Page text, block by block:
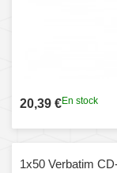
20,39 €En stock
1x50 Verbatim